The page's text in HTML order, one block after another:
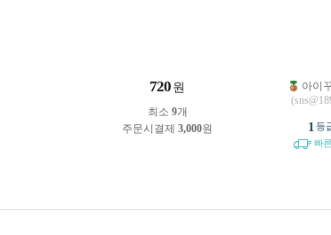
720 원
최소 9개
주문시결제 3,000원
아이
1 등
빠